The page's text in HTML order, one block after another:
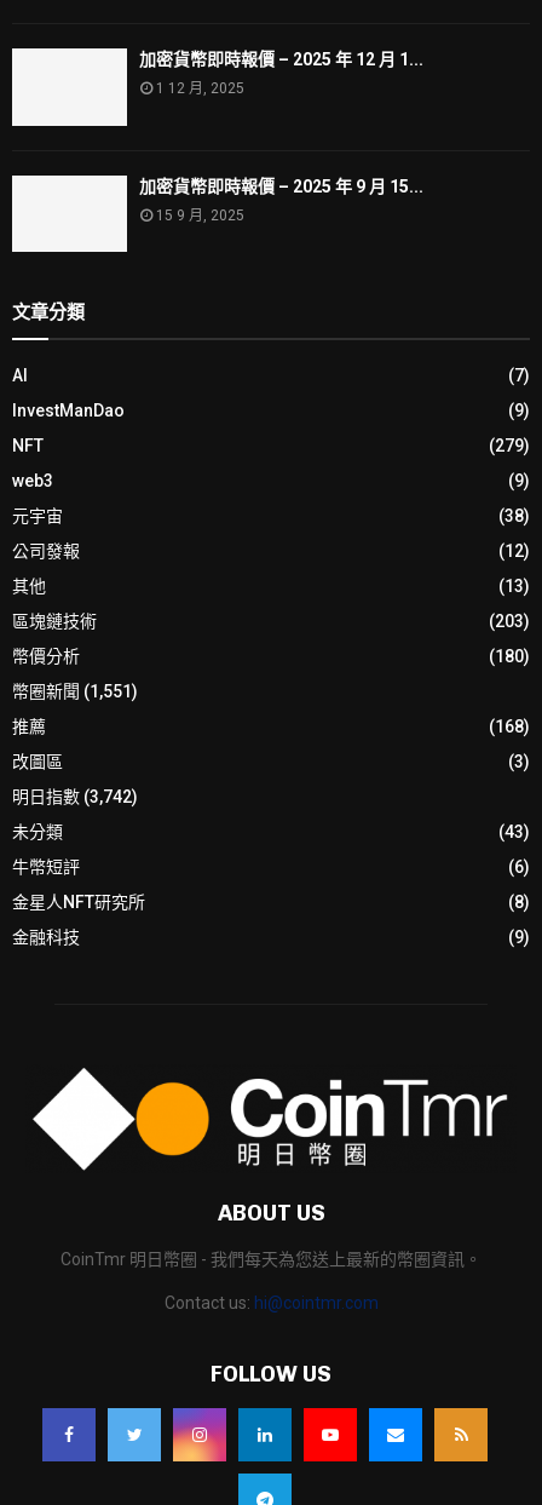
加密貨幣即時報價 – 2025 年 12 月 1...
1 12 月, 2025
加密貨幣即時報價 – 2025 年 9 月 15...
15 9 月, 2025
文章分類
AI
(7)
InvestManDao
(9)
NFT
(279)
web3
(9)
元宇宙
(38)
公司發報
(12)
其他
(13)
區塊鏈技術
(203)
幣價分析
(180)
幣圈新聞 (1,551)
推薦
(168)
改圖區
(3)
明日指數 (3,742)
未分類
(43)
牛幣短評
(6)
金星人NFT研究所
(8)
金融科技
(9)
ABOUT US
CoinTmr 明日幣圈 - 我們每天為您送上最新的幣圈資訊。
Contact us: hi@cointmr.com
FOLLOW US